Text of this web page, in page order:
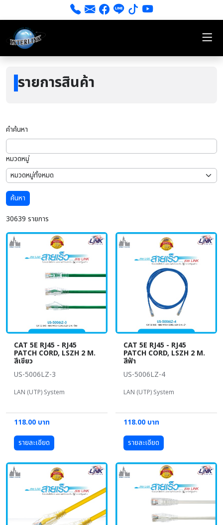
รายการสินค้า
คำค้นหา
หมวดหมู่
ค้นหา
30639 รายการ
CAT 5E RJ45 - RJ45
PATCH CORD, LSZH 2 M.
สีเขียว
US-5006LZ-3
LAN (UTP) System
118.00 บาท
รายละเอียด
CAT 5E RJ45 - RJ45
PATCH CORD, LSZH 2 M.
สีฟ้า
US-5006LZ-4
LAN (UTP) System
118.00 บาท
รายละเอียด